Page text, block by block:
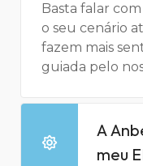
Basta falar
o seu cenário
fazem mais
guiada pelo
A
meu